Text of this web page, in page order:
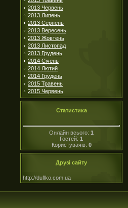
2013 Червень
2013 Липень
2013 Серпень
2013 Вересень
2013 Жовтень
2013 Листопад
2013 Грудень
2014 Січень
2014 Лютий
2014 Грудень
2015 Травень
2015 Червень
Статистика
Онлайн всього: 1
Гостей: 1
Користувачів: 0
Друзі сайту
http://duflko.com.ua